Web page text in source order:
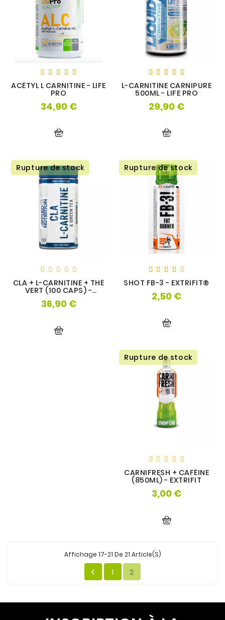
ACÉTYL L CARNITINE - LIFE
PRO
34,90 €Prix
L-CARNITINE CARNIPURE
500ML - LIFE PRO
29,90 €Prix
Rupture de stock
CLA + L-CARNITINE + THÉ
VERT (100 CAPS) -
APPLIED NUTRITION
36,90 €Prix
Rupture de stock
SHOT FB-3 - EXTRIFIT®
2,50 €Prix
Rupture de stock
CARNIFRESH + CAFÉINE
(850ML) - EXTRIFIT
3,00 €Prix
Affichage 17-21 De 21 Article(s)
 1 2